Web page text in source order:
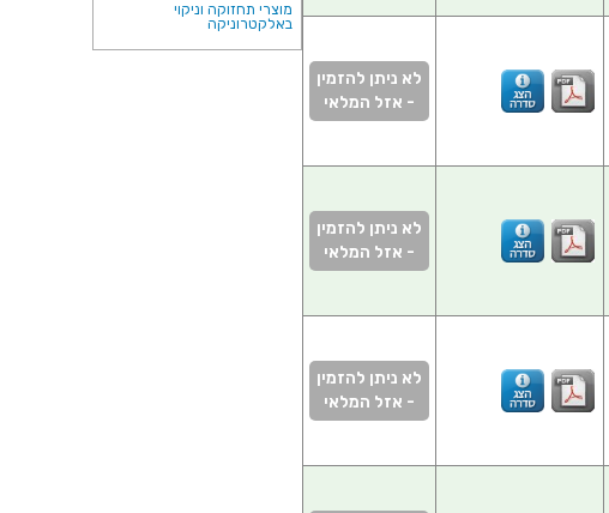
מוצרי תחזוקה וניקוי
באלקטרוניקה
לא ניתן להזמין
- אזל המלאי
לא ניתן להזמין
- אזל המלאי
לא ניתן להזמין
- אזל המלאי